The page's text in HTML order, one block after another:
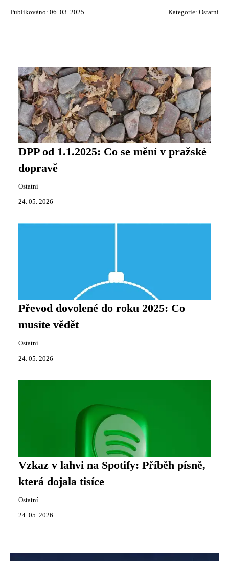
Publikováno: 06. 03. 2025 Kategorie: Ostatní
DPP od 1.1.2025: Co se mění v pražské
dopravě
Ostatní
24. 05. 2026
Převod dovolené do roku 2025: Co
musíte vědět
Ostatní
24. 05. 2026
Vzkaz v lahvi na Spotify: Příběh písně,
která dojala tisíce
Ostatní
24. 05. 2026